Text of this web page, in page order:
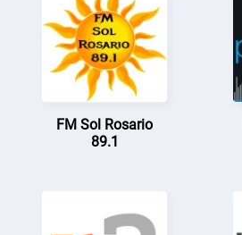
FM Sol Rosario
89.1